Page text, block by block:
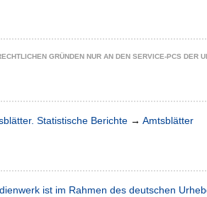
GRÜNDEN NUR AN DEN SERVICE-PCS DER
Statistische Berichte → Amtsblätter
ist im Rahmen des deutschen